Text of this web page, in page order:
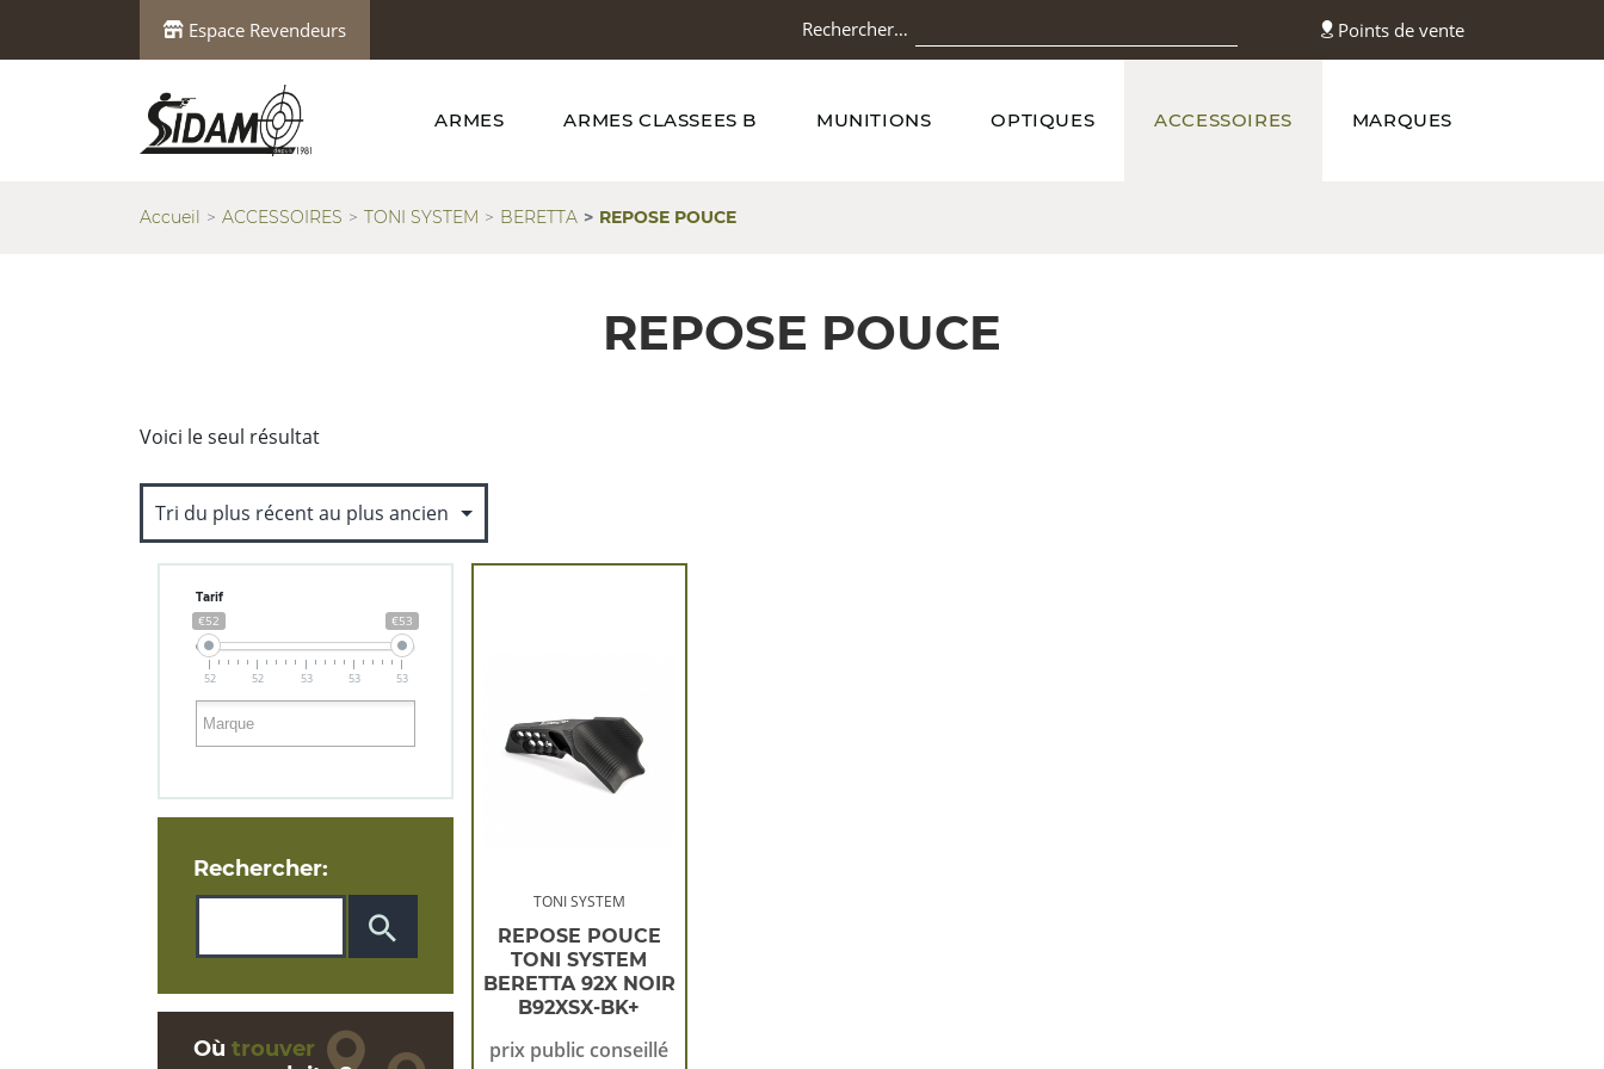
Espace Revendeurs Rechercher… Points de vente
ARMES ARMES CLASSEES B MUNITIONS OPTIQUES ACCESSOIRES MARQUES
Accueil ACCESSOIRES TONI SYSTEM BERETTA REPOSE POUCE
REPOSE POUCE
Voici le seul résultat
Tarif
€52 €53
52 52 53 53 53
Rechercher:
Où trouver
TONI SYSTEM
REPOSE POUCE
TONI SYSTEM
BERETTA 92X NOIR
B92XSX-BK+
prix public conseillé